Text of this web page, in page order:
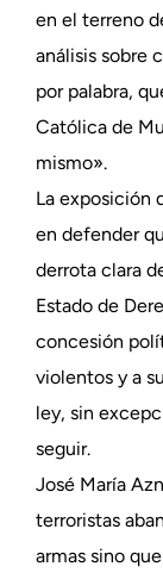
en el terreno
análisis sobre
por palabra,
Católica de
mismo».
La exposición
en defender
derrota clara
Estado de
concesión
violentos y a
ley, sin
seguir.
José María
terroristas
armas sino